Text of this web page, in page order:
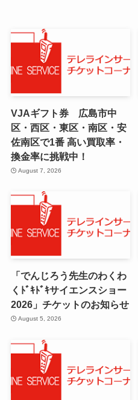
VJAギフト券 広島市中
区・西区・東区・南区・安
佐南区で1番 高い買取率・
換金率に挑戦中！
August 7, 2026
「でんじろう先生のわくわ
くﾄﾞｷﾄﾞｷサイエンスショー
2026」チケットのお知らせ
August 5, 2026